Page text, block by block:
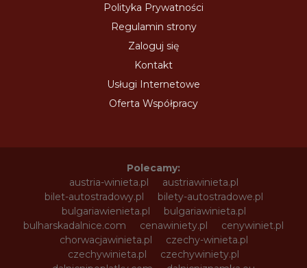
Polityka Prywatności
Regulamin strony
Zaloguj się
Kontakt
Usługi Internetowe
Oferta Współpracy
Polecamy:
austria-winieta.pl
austriawinieta.pl
bilet-autostradowy.pl
bilety-autostradowe.pl
bulgariawienieta.pl
bulgariawinieta.pl
bulharskadalnice.com
cenawiniety.pl
cenywiniet.pl
chorwacjawinieta.pl
czechy-winieta.pl
czechywinieta.pl
czechywiniety.pl